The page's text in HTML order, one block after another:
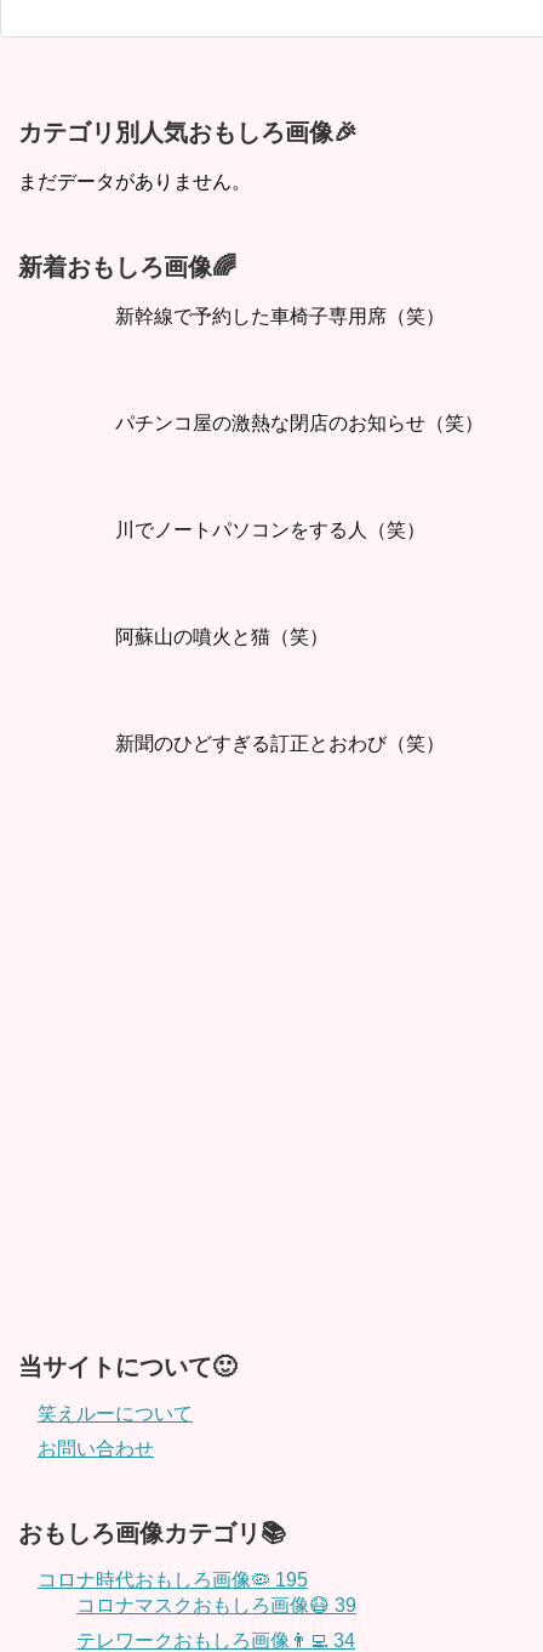
カテゴリ別人気おもしろ画像🎉
まだデータがありません。
新着おもしろ画像🌈
新幹線で予約した車椅子専用席（笑）
パチンコ屋の激熱な閉店のお知らせ（笑）
川でノートパソコンをする人（笑）
阿蘇山の噴火と猫（笑）
新聞のひどすぎる訂正とおわび（笑）
当サイトについて🙂
笑えルーについて
お問い合わせ
おもしろ画像カテゴリ📚
コロナ時代おもしろ画像🦠 195
コロナマスクおもしろ画像😷 39
テレワークおもしろ画像👨‍💻 34